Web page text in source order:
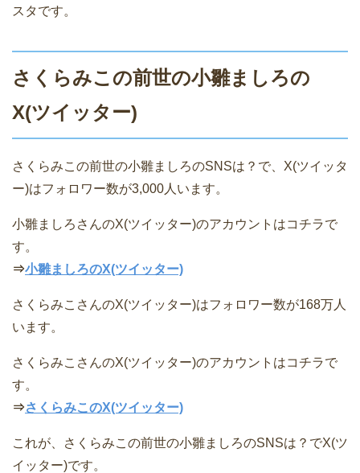
スタです。
さくらみこの前世の小雛ましろの
X(ツイッター)
さくらみこの前世の小雛ましろのSNSは？で、X(ツイッタ
ー)はフォロワー数が3,000人います。
小雛ましろさんのX(ツイッター)のアカウントはコチラで
す。
⇒小雛ましろのX(ツイッター)
さくらみこさんのX(ツイッター)はフォロワー数が168万人
います。
さくらみこさんのX(ツイッター)のアカウントはコチラで
す。
⇒さくらみこのX(ツイッター)
これが、さくらみこの前世の小雛ましろのSNSは？でX(ツ
イッター)です。